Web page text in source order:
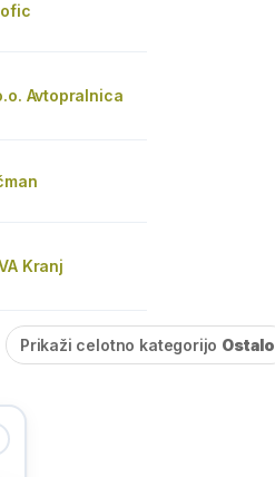
Avtopralnica
Kranj
Prikaži celotno kategorijo Ostalo